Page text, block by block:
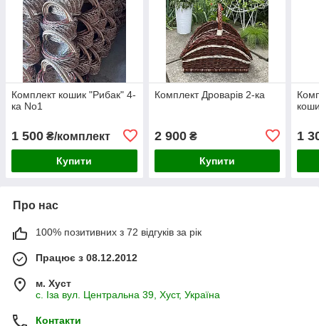
Комплект кошик "Рибак" 4-
ка No1
1 500 ₴/комплект
Купити
Комплект Дроварів 2-ка
2 900₴
Купити
1
Про нас
100% позитивних з 72 відгуків за рік
Працює з 08.12.2012
м. Хуст
с. Іза вул. Центральна 39, Хуст, Україна
Контакти